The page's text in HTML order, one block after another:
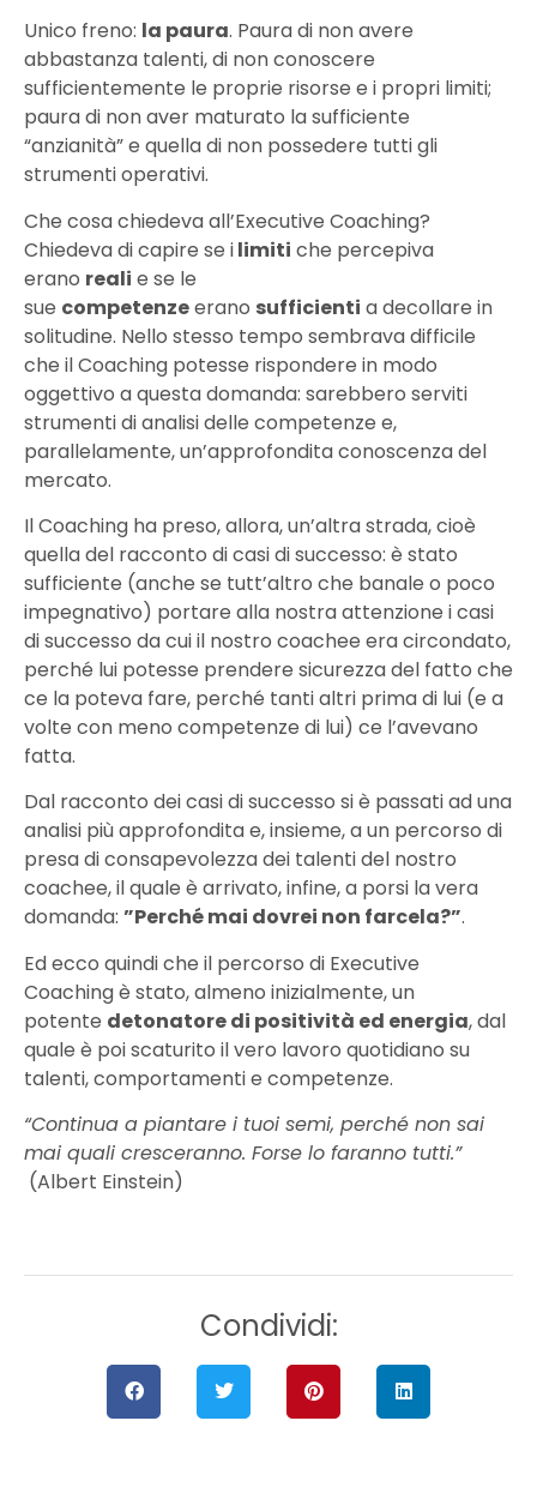
Unico freno: la paura. Paura di non avere
abbastanza talenti, di non conoscere
sufficientemente le proprie risorse e i propri limiti;
paura di non aver maturato la sufficiente
“anzianità” e quella di non possedere tutti gli
strumenti operativi.
Che cosa chiedeva all’Executive Coaching?
Chiedeva di capire se ilimiti che percepiva
erano reali e se le
sue competenzeerano sufficienti a decollare in
solitudine. Nello stesso tempo sembrava difficile
che il Coaching potesse rispondere in modo
oggettivo a questa domanda: sarebbero serviti
strumenti di analisi delle competenze e,
parallelamente, un’approfondita conoscenza del
mercato.
Il Coaching ha preso, allora, un’altra strada, cioè
quella del racconto di casi di successo: è stato
sufficiente (anche se tutt’altro che banale o poco
impegnativo) portare alla nostra attenzione i casi
di successo da cui il nostro coachee era circondato,
perché lui potesse prendere sicurezza del fatto che
ce la poteva fare, perché tanti altri prima di lui (e a
volte con meno competenze di lui) ce l’avevano
fatta.
Dal racconto dei casi di successo si è passati ad una
analisi più approfondita e, insieme, a un percorso di
presa di consapevolezza dei talenti del nostro
coachee, il quale è arrivato, infine, a porsi la vera
domanda: ”Perché mai dovrei non farcela?”.
Ed ecco quindi che il percorso di Executive
Coaching è stato, almeno inizialmente, un
potente detonatore di positività ed energia, dal
quale è poi scaturito il vero lavoro quotidiano su
talenti, comportamenti e competenze.
“Continua a piantare i tuoi semi, perché non sai
mai quali cresceranno. Forse lo faranno tutti.”
(Albert Einstein)
Condividi: